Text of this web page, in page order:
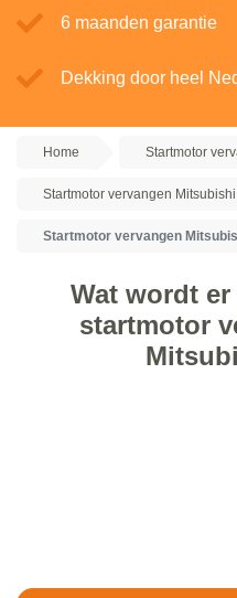
6 maanden garantie
Dekking door heel
Home Startmotor
Startmotor vervangen Mitsubishi
Startmotor vervangen
Wat wordt
startmotor